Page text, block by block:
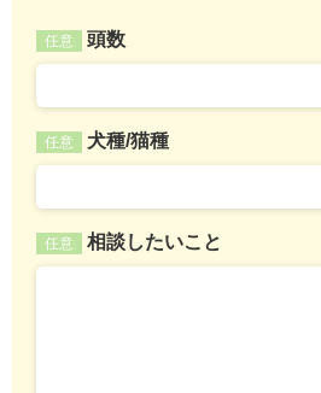
任意 頭数
任意 犬種/猫種
任意 相談したいこと